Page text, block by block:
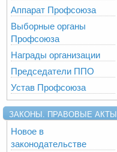
Аппарат Профсоюза
Выборные органы
Профсоюза
Награды организации
Председатели ППО
Устав Профсоюза
ЗАКОНЫ. ПРАВОВЫЕ АКТЫ
Новое в
законодательстве